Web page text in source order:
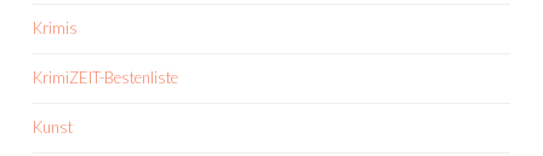
Krimis
KrimiZEIT-Bestenliste
Kunst